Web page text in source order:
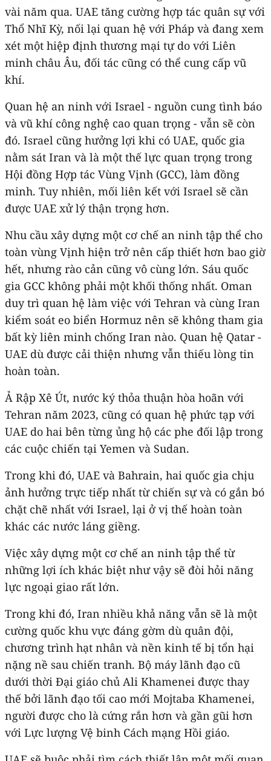
vài năm qua. UAE tăng cường hợp tác quân sự với
Thổ Nhĩ Kỳ, nối lại quan hệ với Pháp và đang xem
xét một hiệp định thương mại tự do với Liên
minh châu Âu, đối tác cũng có thể cung cấp vũ
khí.
Quan hệ an ninh với Israel - nguồn cung tình báo
và vũ khí công nghệ cao quan trọng - vẫn sẽ còn
đó. Israel cũng hưởng lợi khi có UAE, quốc gia
nằm sát Iran và là một thế lực quan trọng trong
Hội đồng Hợp tác Vùng Vịnh (GCC), làm đồng
minh. Tuy nhiên, mối liên kết với Israel sẽ cần
được UAE xử lý thận trọng hơn.
Nhu cầu xây dựng một cơ chế an ninh tập thể cho
toàn vùng Vịnh hiện trở nên cấp thiết hơn bao giờ
hết, nhưng rào cản cũng vô cùng lớn. Sáu quốc
gia GCC không phải một khối thống nhất. Oman
duy trì quan hệ làm việc với Tehran và cùng Iran
kiểm soát eo biển Hormuz nên sẽ không tham gia
bất kỳ liên minh chống Iran nào. Quan hệ Qatar -
UAE dù được cải thiện nhưng vẫn thiếu lòng tin
hoàn toàn.
Ả Rập Xê Út, nước ký thỏa thuận hòa hoãn với
Tehran năm 2023, cũng có quan hệ phức tạp với
UAE do hai bên từng ủng hộ các phe đối lập trong
các cuộc chiến tại Yemen và Sudan.
Trong khi đó, UAE và Bahrain, hai quốc gia chịu
ảnh hưởng trực tiếp nhất từ chiến sự và có gắn bó
chặt chẽ nhất với Israel, lại ở vị thế hoàn toàn
khác các nước láng giềng.
Việc xây dựng một cơ chế an ninh tập thể từ
những lợi ích khác biệt như vậy sẽ đòi hỏi năng
lực ngoại giao rất lớn.
Trong khi đó, Iran nhiều khả năng vẫn sẽ là một
cường quốc khu vực đáng gờm dù quân đội,
chương trình hạt nhân và nền kinh tế bị tổn hại
nặng nề sau chiến tranh. Bộ máy lãnh đạo cũ
dưới thời Đại giáo chủ Ali Khamenei được thay
thế bởi lãnh đạo tối cao mới Mojtaba Khamenei,
người được cho là cứng rắn hơn và gần gũi hơn
với Lực lượng Vệ binh Cách mạng Hồi giáo.